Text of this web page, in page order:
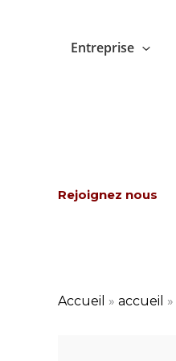
Entreprise
Rejoignez nous
Accueil » accueil »